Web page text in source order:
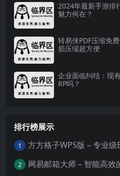
2024年最新手游排
魅力何在？
转易侠PDF压缩免
损压缩超方便
企业面临纠结：现
RP吗？
排行榜展示
1
2 网易邮箱大师 – 智能高